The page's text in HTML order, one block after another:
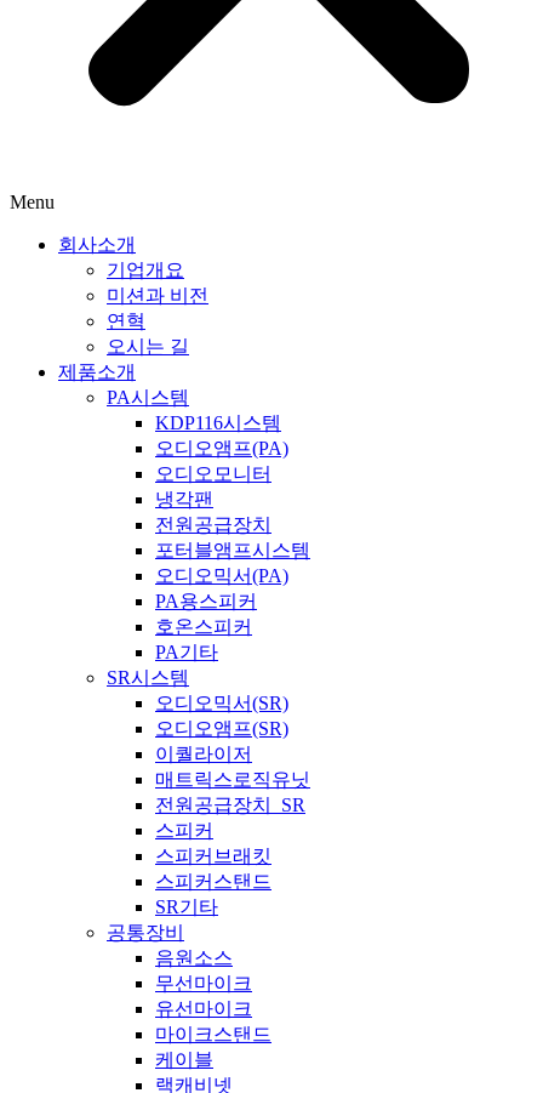
Menu
회사소개
기업개요
미션과 비전
연혁
오시는 길
제품소개
PA시스템
KDP116시스템
오디오앰프(PA)
오디오모니터
냉각팬
전원공급장치
포터블앰프시스템
오디오믹서(PA)
PA용스피커
호온스피커
PA기타
SR시스템
오디오믹서(SR)
오디오앰프(SR)
이퀄라이저
매트릭스로직유닛
전원공급장치_SR
스피커
스피커브래킷
스피커스탠드
SR기타
공통장비
음원소스
무선마이크
유선마이크
마이크스탠드
케이블
랙캐비넷